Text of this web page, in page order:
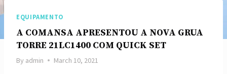
EQUIPAMENTO
A COMANSA APRESENTOU A NOVA GRUA
TORRE 21LC1400 COM QUICK SET
By admin March 10, 2021